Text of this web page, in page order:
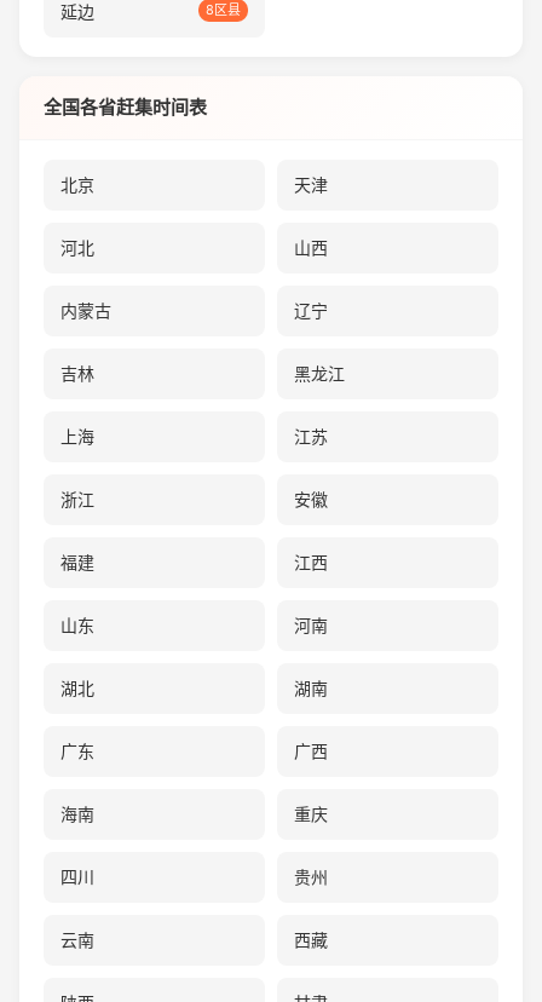
延边 8区县
全国各省赶集时间表
北京 天津
河北 山西
内蒙古 辽宁
吉林 黑龙江
上海 江苏
浙江 安徽
福建 江西
山东 河南
湖北 湖南
广东 广西
海南 重庆
四川 贵州
云南 西藏